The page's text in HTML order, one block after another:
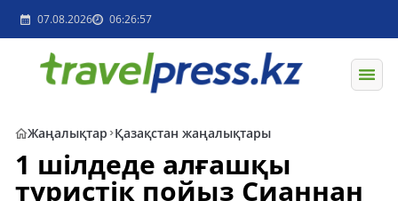
07.08.2026 06:26:57
Жаңалықтар Қазақстан жаңалықтары
1 шілдеде алғашқы
туристік пойыз Сианнан